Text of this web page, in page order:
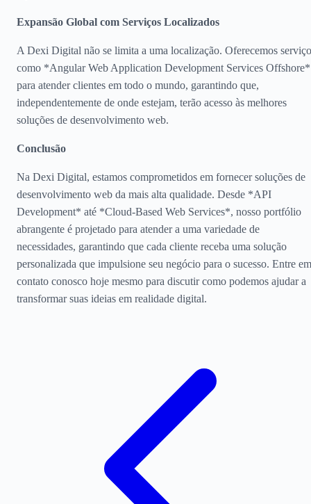
Expansão Global com Serviços Localizados
A Dexi Digital não se limita a uma localização. Oferecemos
como *Angular Web Application Development Services Offshore*
para atender clientes em todo o mundo, garantindo que,
independentemente de onde estejam, terão acesso às melhores
soluções de desenvolvimento web.
Conclusão
Na Dexi Digital, estamos comprometidos em fornecer soluções de
desenvolvimento web da mais alta qualidade. Desde *API
Development* até *Cloud-Based Web Services*, nosso portfólio
abrangente é projetado para atender a uma variedade de
necessidades, garantindo que cada cliente receba uma solução
personalizada que impulsione seu negócio para o sucesso. Entre em
contato conosco hoje mesmo para discutir como podemos ajudar a
transformar suas ideias em realidade digital.